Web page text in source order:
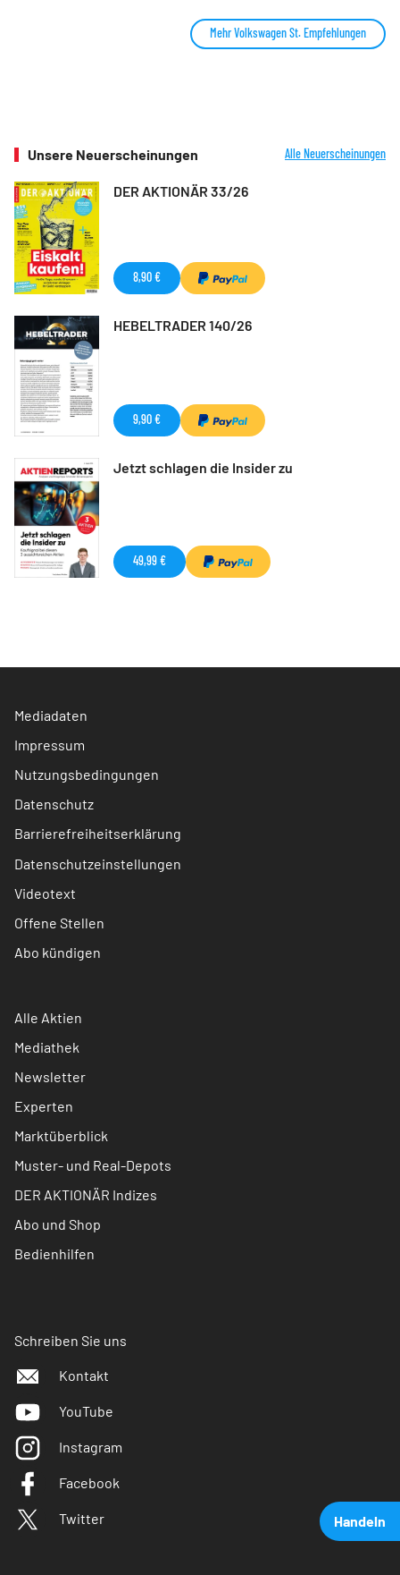
Handeln
Mehr Volkswagen St. Empfehlungen
Unsere Neuerscheinungen Alle Neuerscheinungen
DER AKTIONÄR 33/26
8,90 €
HEBELTRADER 140/26
9,90 €
Jetzt schlagen die Insider zu
49,99 €
Mediadaten
Impressum
Nutzungsbedingungen
Datenschutz
Barrierefreiheitserklärung
Datenschutzeinstellungen
Videotext
Offene Stellen
Abo kündigen
Alle Aktien
Mediathek
Newsletter
Experten
Marktüberblick
Muster- und Real-Depots
DER AKTIONÄR Indizes
Abo und Shop
Bedienhilfen
Schreiben Sie uns
Kontakt
YouTube
Instagram
Facebook
Twitter